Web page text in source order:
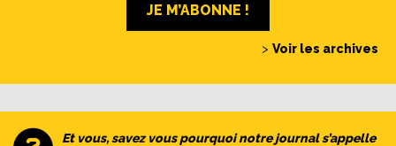
JE M’ABONNE !
> Voir les archives
Et vous, savez vous pourquoi notre journal s’appelle